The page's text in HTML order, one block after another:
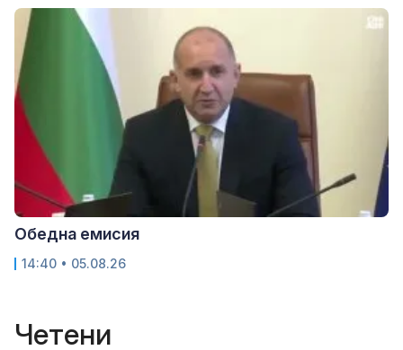
Обедна емисия
14:40 • 05.08.26
Четени